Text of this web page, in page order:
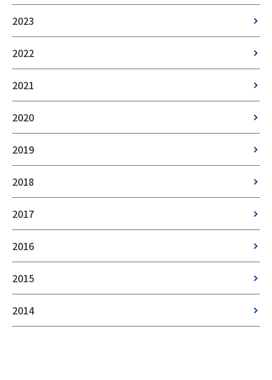
2023
2022
2021
2020
2019
2018
2017
2016
2015
2014